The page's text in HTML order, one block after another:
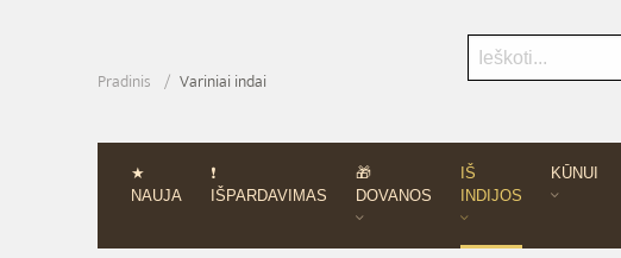
Pradinis Variniai indai
★
NAUJA
❗
IŠPARDAVIMAS
🎁
DOVANOS
IŠ
INDIJOS
KŪNUI